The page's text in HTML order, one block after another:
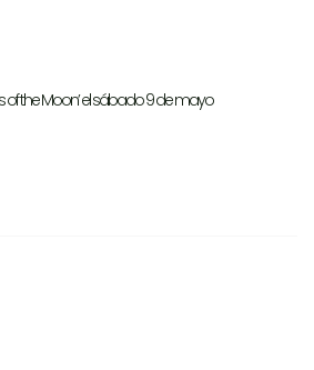
of the Moon’ el sábado 9 de mayo